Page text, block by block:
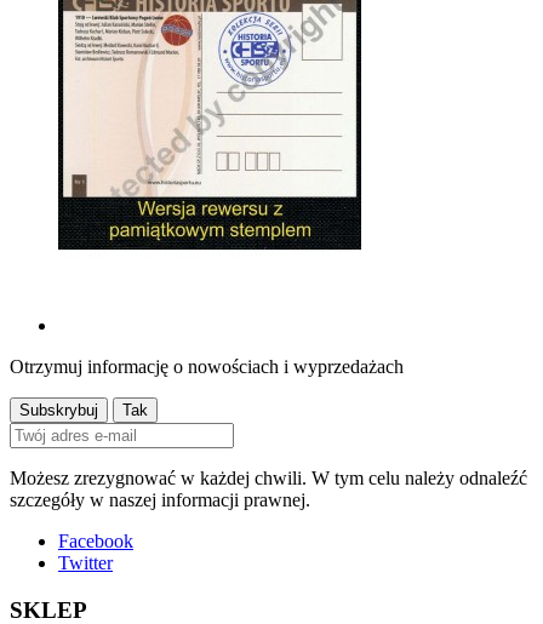
Otrzymuj informację o nowościach i wyprzedażach
Możesz zrezygnować w każdej chwili. W tym celu należy odnaleźć
szczegóły w naszej informacji prawnej.
Facebook
Twitter
SKLEP